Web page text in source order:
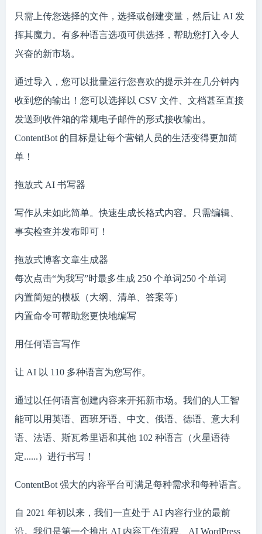
只需上传您选择的文件，选择或创建变量，然后让 AI 发
挥其魔力。有多种语言选项可供选择，帮助您打入令人
兴奋的新市场。
通过导入，您可以批量运行您喜欢的提示并在几分钟内
收到您的输出！您可以选择以 CSV 文件、文档甚至直接
发送到收件箱的常规电子邮件的形式接收输出。
ContentBot 的目标是让每个营销人员的生活变得更加简
单！
拖放式 AI 书写器
写作从未如此简单。快速生成长格式内容。只需编辑、
事实检查并发布即可！
拖放式博客文章生成器
每次点击“为我写”时最多生成 250 个单词250 个单词
内置简短的模板（大纲、清单、答案等）
内置命令可帮助您更快地编写
用任何语言写作
让 AI 以 110 多种语言为您写作。
通过以任何语言创建内容来开拓新市场。我们的人工智
能可以用英语、西班牙语、中文、俄语、德语、意大利
语、法语、斯瓦希里语和其他 102 种语言（火星语待
定......）进行书写！
ContentBot 强大的内容平台可满足每种需求和每种语言。
自 2021 年初以来，我们一直处于 AI 内容行业的最前
沿。我们是第一个推出 AI 内容工作流程、AI WordPress